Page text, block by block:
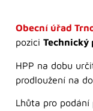
Obecní úřad
pozici Technický
HPP na dobu
prodloužení na
Lhůta pro podání